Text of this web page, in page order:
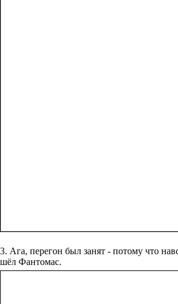
3. Ага, ‎перегон‏ ‎был ‎занят ‎- ‎потому ‎что‏ ‎навстречу‏ ‎по‏ ‎тоннелю
‎шёл‏ ‎Фантомас.